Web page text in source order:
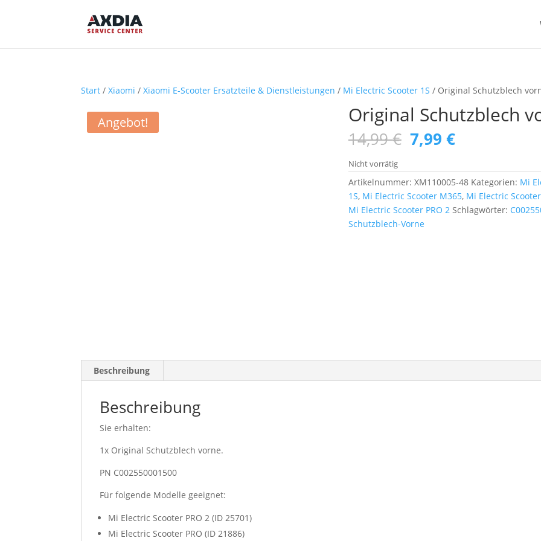
Start /Xiaomi /Xiaomi E-Scooter Ersatzteile & Dienstleistungen / Mi Electric Scooter 1S / Original Schutzblech
Angebot! Original Schutzblech
14,99€ Ursprünglicher
Preis
war:
14,99 €
7,99 €Aktueller
Preis
ist:
7,99 €.
Nicht vorrätig
Artikelnummer: XM110005-48 Kategorien: Mi
1S, Mi Electric Scooter M365, Mi Electric
Mi Electric Scooter PRO 2 Schlagwörter:
Schutzblech-Vorne
Beschreibung
Beschreibung
Sie erhalten:
1x Original Schutzblech vorne.
PN C002550001500
Für folgende Modelle geeignet:
Mi Electric Scooter PRO 2 (ID 25701)
Mi Electric Scooter PRO (ID 21886)